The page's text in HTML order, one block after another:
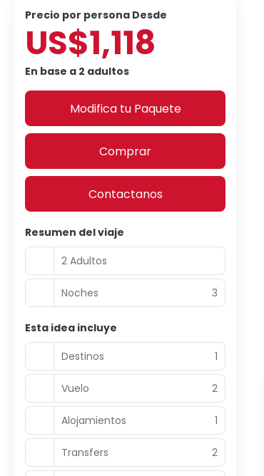
precio por persona Desde
US$1,118
En base a 2 adultos
Modifica tu Paquete
Comprar
Contactanos
Resumen del viaje
2 Adultos
Noches 3
Esta idea incluye
Destinos
1
Vuelo 2
Alojamientos 1
Transfers 2